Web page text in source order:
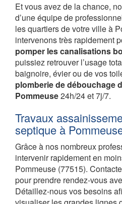
Et vous avez de la chance,
d’une équipe de
les quartiers de votre ville à
intervenons très rapidement
pomper les canalisations
puissiez retrouver l’usage
baignoire, évier ou de vos
plomberie de débouchage
Pommeuse24h/24 et 7j/7.
Travaux
septique à
Grâce à nos nombreux
intervenir rapidement en
Pommeuse (77515).
pour prendre rendez-vous
Détaillez-nous vos besoins